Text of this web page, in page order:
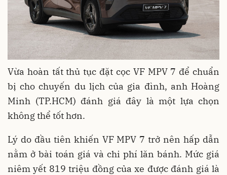
Vừa hoàn tất thủ tục đặt cọc VF MPV 7 để chuẩn
bị cho chuyến du lịch của gia đình, anh Hoàng
Minh (TP.HCM) đánh giá đây là một lựa chọn
không thể tốt hơn.
Lý do đầu tiên khiến VF MPV 7 trở nên hấp dẫn
nằm ở bài toán giá và chi phí lăn bánh. Mức giá
niêm yết 819 triệu đồng của xe được đánh giá là